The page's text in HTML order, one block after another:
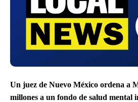
Un juez de Nuevo México ordena a
millones a un fondo de salud mental